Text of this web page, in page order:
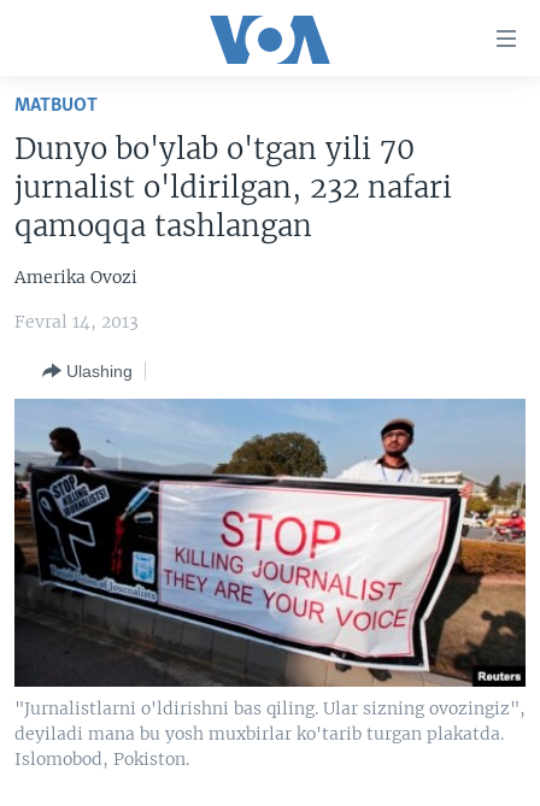
Boshiga
Qidiruvga
o'ting
AMERIKA
AMERIKA MANZARALARI
XALQARO HAYOT
VASHINGTON CHOYXONASI
MOBIL-SALOM!
VIDEO
XABARLAR SURATLARDA
IJTIMOIY TARMOQLAR
FACEBOOK
YOUTUBE
INSTAGRAM
ODNOKLASSNIKI
TELEGRAM
TWITTER
SOUNDCLOUD
INGLIZ TILI DARSLARI
EDITORIAL
Learning English
VOA
MATBUOT
Dunyo bo'ylab o'tgan yili 70
jurnalist o'ldirilgan, 232 nafari
qamoqqa tashlangan
Amerika Ovozi
Fevral 14, 2013
Ulashing
"Jurnalistlarni o'ldirishni bas qiling. Ular sizning ovozingiz",
deyiladi mana bu yosh muxbirlar ko'tarib turgan plakatda.
Islomobod, Pokiston.